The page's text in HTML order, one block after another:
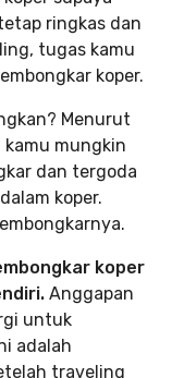
ringkas dan
tugas kamu
koper.
Menurut
kamu mungkin
dan tergoda
koper.
koper
Anggapan
untuk
adalah
traveling